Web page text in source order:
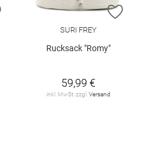
ZUR WUNSCHLISTE HINZUFÜGEN
ZUR
SURI FREY
Rucksack "Romy"
59,99 €
inkl. MwSt. zzgl. Versand